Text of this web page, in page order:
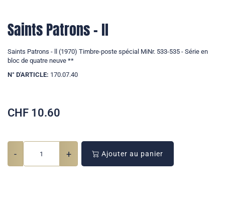
Saints Patrons - ll
Saints Patrons - ll (1970) Timbre-poste spécial MiNr. 533-535 - Série en
bloc de quatre neuve **
N° D'ARTICLE: 170.07.40
CHF 10.60
- + Ajouter au panier